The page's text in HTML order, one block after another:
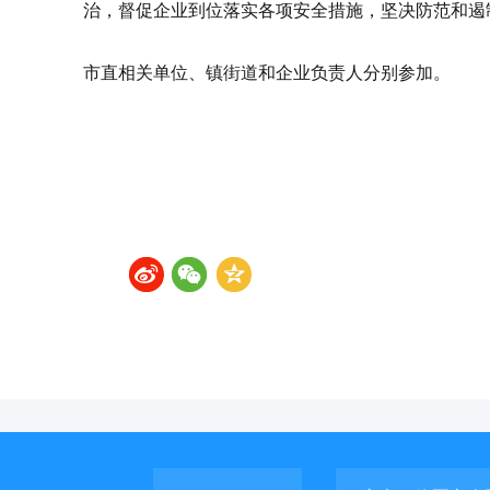
治，督促企业到位落实各项安全措施，坚决防范和遏
市直相关单位、镇街道和企业负责人分别参加。